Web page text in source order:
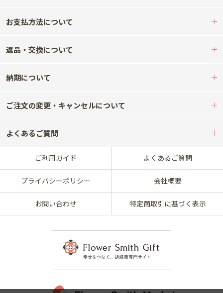
お支払方法について
返品・交換について
納期について
ご注文の変更・キャンセルについて
よくあるご質問
ご利用ガイド よくあるご質問
プライバシーポリシー 会社概要
お問い合わせ 特定商取引に基づく表示